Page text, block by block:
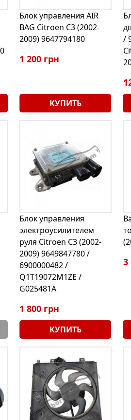
Блок управления AIR
BAG Citroen C3 (2002-
2009) 9647794180
1 200 грн
КУПИТЬ
/
Блок управления
электроусилителем
руля Citroen C3 (2002-
2009) 9649847780 /
6900000482 /
Q1T19072M1ZE /
G025481A
1 800 грн
КУПИТЬ
3